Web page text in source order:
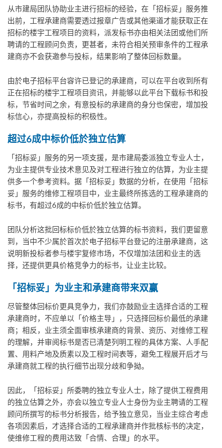
从市建局团队协助业主进行招标的经验，在「招标妥」服务推
出前，工程承建商需要透过报章广告或其他渠道才能获取正在
招标的楼宇工程项目的资料，派发标书亦由相关法团或他们所
聘请的工程顾问负责，更甚者，未符合相关预审条件的工程承
建商亦不会获邀参与投标，结果影响了整体回标数量。
由於电子招标平台容许已登记的承建商，可以在平台收到所有
正在招标的楼宇工程项目资讯，并能够以此平台下载标书和投
标，节省时间之余，有意投标的承建商的身分也保密，增加投
标信心，亦提高投标的积极性。
超过6成中标价低於独立估算
「招标妥」服务的另一项支援，是市建局委派独立专业人士，
为业主提供专业技术意见及对工程进行独立的估算，为业主提
供多一个参考资料。据「招标妥」数据的分析，在使用「招标
妥」服务的维修工程项目中，业主最终所拣选的工程承建商的
标书，有超过6成的中标价低於独立估算。
团队分析这批回标标价低於独立估算的标书资料，我们更留意
到，当中不少属於首次於电子招标平台登记的注册承建商，这
说明新投标者参与楼宇复修市场，不仅增加法团和业主的选
择，还提供更具价格竞争力的标书，让业主比较。
「招标妥」为业主和承建商带来双赢
尽管整体回标价更具竞争力，我们亦鼓励业主选择合适的工程
承建商时，不应单以「价格主导」，只选择回标价最低的承建
商；相反，业主须全面审核承建商的背景、资历、对维修工程
的理解，并审阅标书是否已清楚列明工程的具体方案、人手配
置、用料产地及质素以及工程时间表等，避免工程展开后才与
承建商就工程的执行细节出现分歧和争拗。
因此，「招标妥」所委聘的独立专业人士，除了提供工程费用
的独立估算之外，亦会以独立专业人士身份为业主聘请的工程
顾问所撰写的标书分析报告，给予独立意见，当业主综合考虑
各项因素后，才选择合适的工程承建商并作批核标书的决定，
使维修工程的费用达致「合情、合理」的水平。